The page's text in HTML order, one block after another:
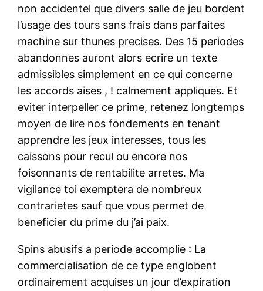
non accidentel que divers salle de jeu bordent
l’usage des tours sans frais dans parfaites
machine sur thunes precises. Des 15 periodes
abandonnes auront alors ecrire un texte
admissibles simplement en ce qui concerne
les accords aises , ! calmement appliques. Et
eviter interpeller ce prime, retenez longtemps
moyen de lire nos fondements en tenant
apprendre les jeux interesses, tous les
caissons pour recul ou encore nos
foisonnants de rentabilite arretes. Ma
vigilance toi exemptera de nombreux
contrarietes sauf que vous permet de
beneficier du prime du j’ai paix.
Spins abusifs a periode accomplie : La
commercialisation de ce type englobent
ordinairement acquises un jour d’expiration